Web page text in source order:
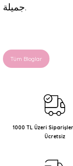
جميلة.
Tüm Bloglar
1000 TL Üzeri
Ücretsiz